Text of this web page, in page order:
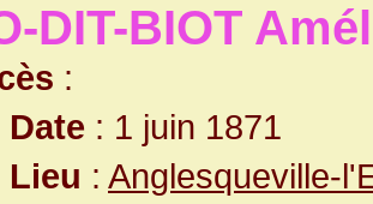
DIT-BIOT
:
Date : 1 juin 1871
Lieu : Anglesqueville-